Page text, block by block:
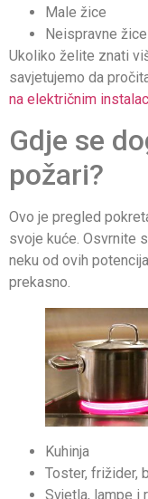
Male žice
Neispravne žice
Ukoliko želite znati
savjetujemo da
na električnim
Gdje se
požari?
Ovo je pregled
svoje kuće. Osvrnite
neku od ovih
prekasno.
Kuhinja
Toster, frižider,
Svjetla, lampe i